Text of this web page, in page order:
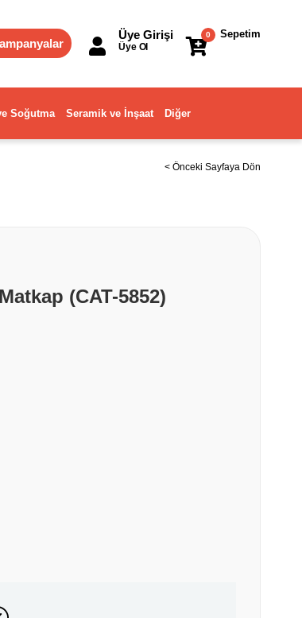
Sepetim
0
Üye Girişi
Üye Ol
Soğutma Seramik ve İnşaat Diğer
< Önceki Sayfaya Dön
(CAT-5852)